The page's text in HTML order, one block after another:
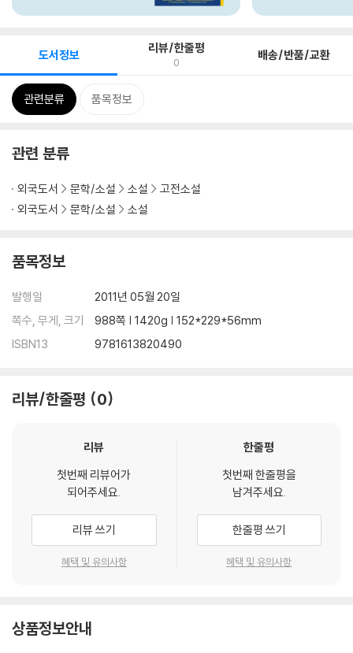
도서정보 리뷰/한줄평
0 배송/반품/교환
관련분류 품목정보
관련 분류
외국도서 문학/소설 소설
고전소설
외국도서
문학/소설 소설
품목정보
발행일
2011년 05월 20일
쪽수, 무게, 크기
988쪽 | 1420g | 152*229*56mm
ISBN13
9781613820490
리뷰/한줄평 0
리뷰
첫번째 리뷰어가
되어주세요.
리뷰 쓰기
혜택 및 유의사항
한줄평
첫번째 한줄평을
남겨주세요.
한줄평 쓰기
혜택 및 유의사항
상품정보안내